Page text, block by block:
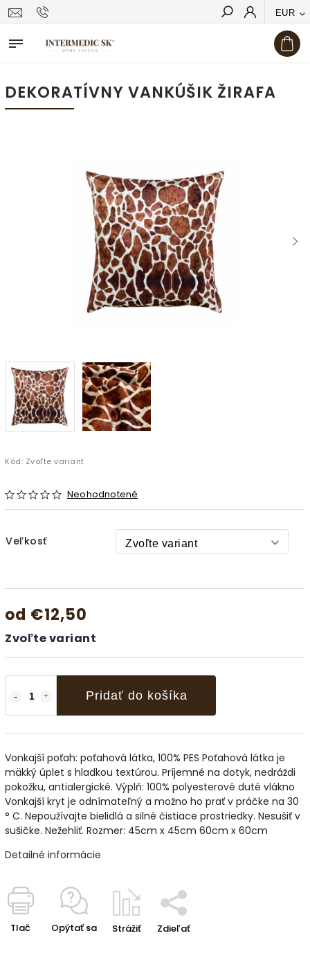
EUR
Hľadať
DEKORATÍVNY VANKÚŠIK ŽIRAFA
Kód: Zvoľte variant
Neohodnotené
Veľkosť
od €12,50
Zvoľte variant
Pridať do košíka
Vonkajší poťah: poťahová látka, 100% PES Poťahová látka je
mäkký úplet s hladkou textúrou. Príjemné na dotyk, nedráždi
pokožku, antialergické. Výplň: 100% polyesterové duté vlákno
Vonkajší kryt je odnímateľný a možno ho prať v práčke na 30
° C. Nepoužívajte bielidlá a silné čistiace prostriedky. Nesušiť v
sušičke. Nežehliť. Rozmer: 45cm x 45cm 60cm x 60cm
Detailné informácie
Tlač Opýtať sa Strážiť Zdieľať